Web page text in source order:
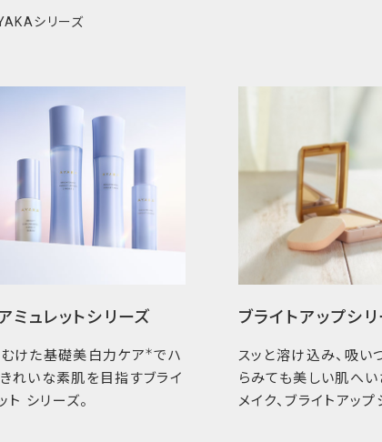
を整えてなめらかな肌へ。
30年以上にわたり、肌と向き合ってきた
から生まれた光沢美肌サポート成分（保湿）
おいで満たし、バリア機能をサポート。
年齢とともに多様化する肌悩みをケアする
に備え、しなやかでゆらぎにくい肌を目指しま
＊2 医薬部外品表示名称はチンピエキス
＊4 一部の商品には配合されていない場合があります
＊5 ノニ果汁（化粧品での表示名称はヤエヤマアオキ
皮エキス（医薬部外品での表示名称はチンピエキス）
ミュレットシリーズ
けた基礎美白力ケア＊でハ
れいな素肌を目指すブライ
ト シリーズ。
ブライトアップシ
スッと溶け込み、吸い
らみても美しい肌へい
メイク、ブライトアップ